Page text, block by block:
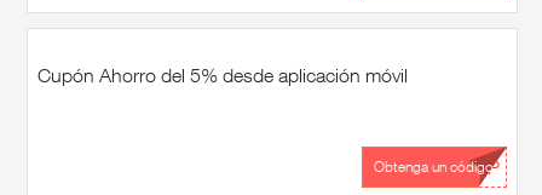
Cupón Ahorro del 5% desde aplicación móvil
...PP
Obtenga un código